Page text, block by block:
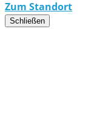
Zum Standort
Schließen